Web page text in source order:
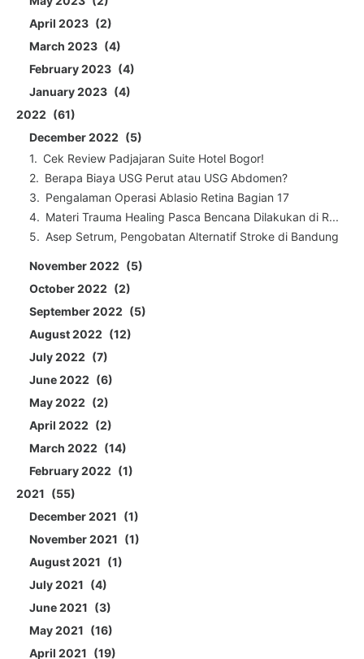
April 2023
2
March 2023
4
February 2023
4
January 2023
4
2022
61
December 2022
5
Cek Review Padjajaran Suite Hotel Bogor!
Berapa Biaya USG Perut atau USG Abdomen?
Pengalaman Operasi Ablasio Retina Bagian 17
Materi Trauma Healing Pasca Bencana Dilakukan di R...
Asep Setrum, Pengobatan Alternatif Stroke di Bandung
November 2022
5
October 2022
2
September 2022
5
August 2022
12
July 2022
7
June 2022
6
May 2022
2
April 2022
2
March 2022
14
February 2022
1
2021
55
December 2021
1
November 2021
1
August 2021
1
July 2021
4
June 2021
3
May 2021
16
April 2021
19